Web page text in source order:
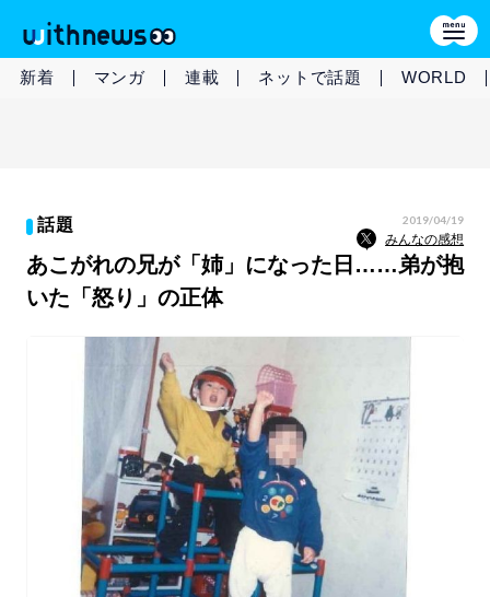
新着 マンガ 連載 ネットで話題 WORLD
話題 2019/04/19
みんなの感想
あこがれの兄が「姉」になった日……弟が抱
いた「怒り」の正体